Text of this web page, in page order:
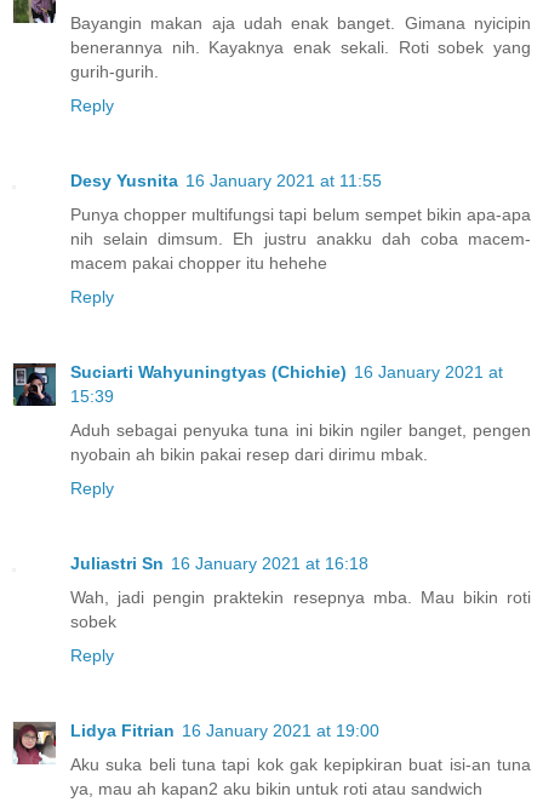
Bayangin makan aja udah enak banget. Gimana nyicipin
benerannya nih. Kayaknya enak sekali. Roti sobek yang
gurih-gurih.
Reply
Desy Yusnita 16 January 2021 at 11:55
Punya chopper multifungsi tapi belum sempet bikin apa-apa
nih selain dimsum. Eh justru anakku dah coba macem-
macem pakai chopper itu hehehe
Reply
Suciarti Wahyuningtyas (Chichie) 16 January 2021 at
15:39
Aduh sebagai penyuka tuna ini bikin ngiler banget, pengen
nyobain ah bikin pakai resep dari dirimu mbak.
Reply
Juliastri Sn 16 January 2021 at 16:18
Wah, jadi pengin praktekin resepnya mba. Mau bikin roti
sobek
Reply
Lidya Fitrian 16 January 2021 at 19:00
Aku suka beli tuna tapi kok gak kepipkiran buat isi-an tuna
ya, mau ah kapan2 aku bikin untuk roti atau sandwich